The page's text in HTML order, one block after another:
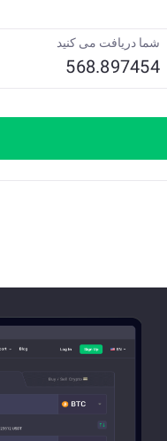
شما دریافت می کنید